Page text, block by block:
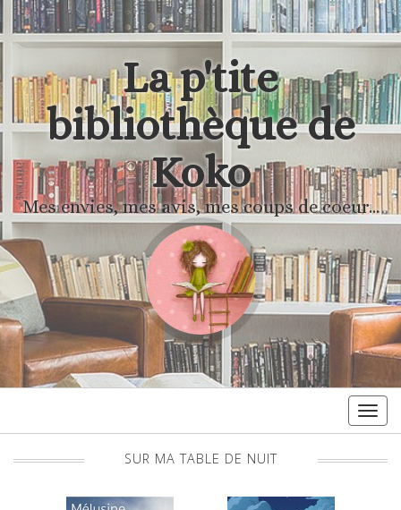
La p'tite
bibliothèque de
Koko
Mes envies, mes avis, mes coups de coeur...
SUR MA TABLE DE NUIT